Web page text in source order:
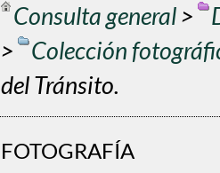
Consulta general>
>
Colección
del Tránsito.
FOTOGRAFÍA